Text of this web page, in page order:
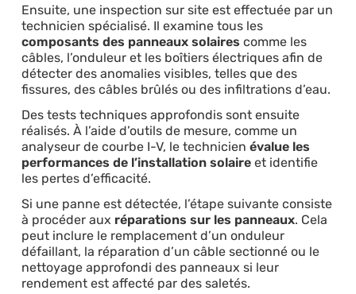
Ensuite, une inspection sur site est effectuée par un
technicien spécialisé. Il examine tous les
composants des panneaux solaires comme les
câbles, l’onduleur et les boîtiers électriques afin de
détecter des anomalies visibles, telles que des
fissures, des câbles brûlés ou des infiltrations d’eau.
Des tests techniques approfondis sont ensuite
réalisés. À l’aide d’outils de mesure, comme un
analyseur de courbe I-V, le technicien évalue les
performances de l’installation solaireet identifie
les pertes d’efficacité.
Si une panne est détectée, l’étape suivante consiste
à procéder aux réparations sur les panneaux. Cela
peut inclure le remplacement d’un onduleur
défaillant, la réparation d’un câble sectionné ou le
nettoyage approfondi des panneaux si leur
rendement est affecté par des saletés.